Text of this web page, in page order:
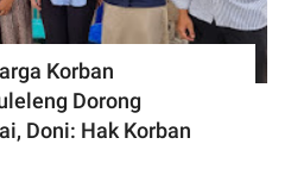
Korban
Dorong
Doni: Hak Korban